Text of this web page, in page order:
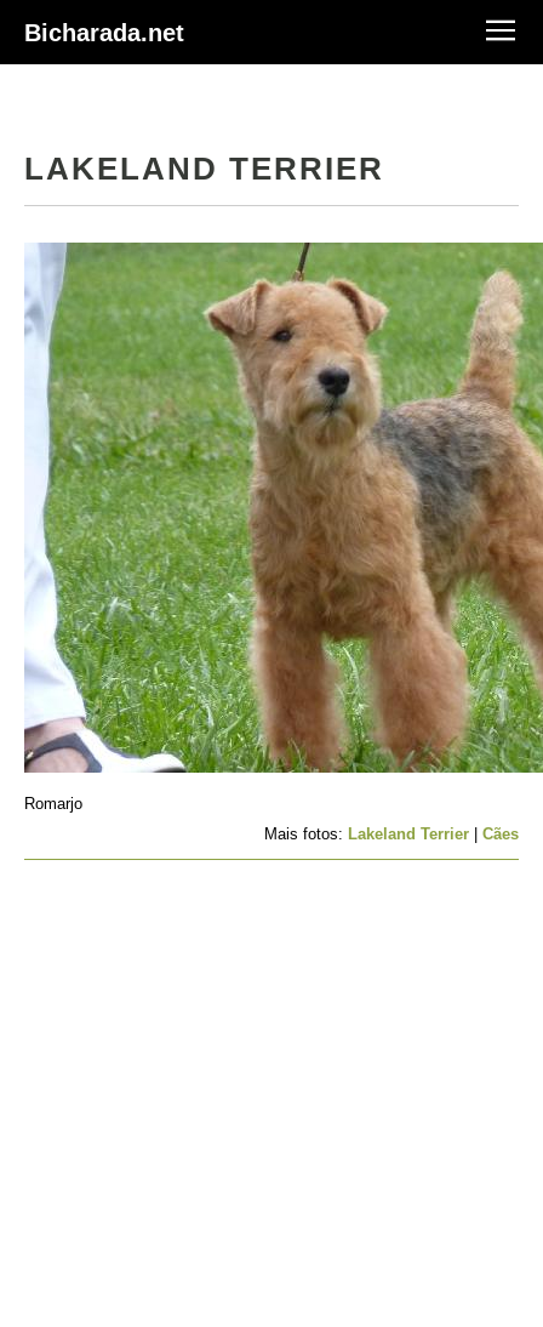
Bicharada.net
LAKELAND TERRIER
Romarjo
Mais fotos: Lakeland Terrier Cães